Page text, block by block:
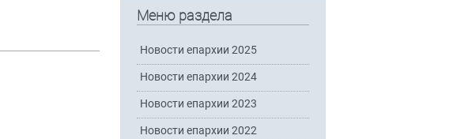
Меню раздела
Новости епархии 2025
Новости епархии 2024
Новости епархии 2023
Новости епархии 2022